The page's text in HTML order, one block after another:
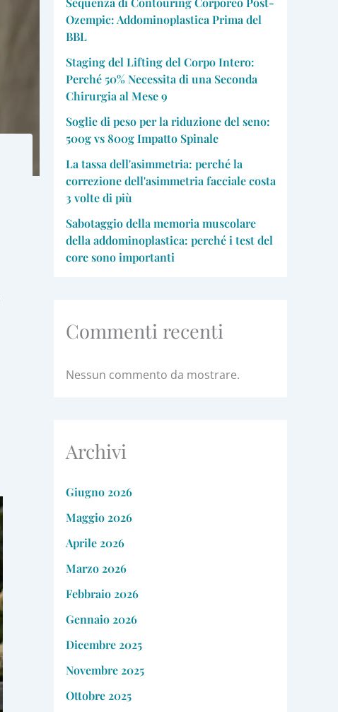
Ozempic: Addominoplastica Prima del
BBL
Staging del Lifting del Corpo Intero:
Perché 50% Necessita di una Seconda
Chirurgia al Mese 9
Soglie di peso per la riduzione del seno:
500g vs 800g Impatto Spinale
La tassa dell'asimmetria: perché la
correzione dell'asimmetria facciale costa
3 volte di più
Sabotaggio della memoria muscolare
della addominoplastica: perché i test del
core sono importanti
Commenti recenti
Nessun commento da mostrare.
Archivi
Giugno 2026
Maggio 2026
Aprile 2026
Marzo 2026
Febbraio 2026
Gennaio 2026
Dicembre 2025
Novembre 2025
Ottobre 2025